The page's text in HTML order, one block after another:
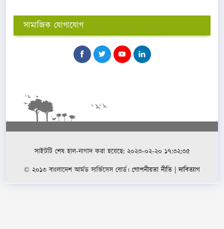
সামাজিক যোগাযোগ
সাইটটি শেষ হাল-নাগাদ করা হয়েছে: ২০২৩-০২-২০ ১৭:৩২:৩৫
© ২০১৩ বাংলাদেশ আর্মড সার্ভিসেস বোর্ড। গোপনীয়তা নীতি |দাবিত্যাগ